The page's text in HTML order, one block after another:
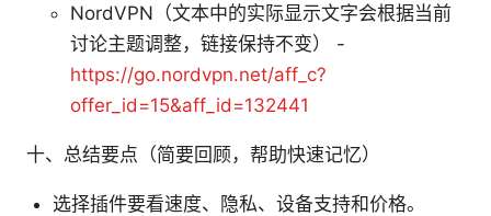
NordVPN（文本中的实际显示文字会根据当前
讨论主题调整，链接保持不变） -
https://go.nordvpn.net/aff_c?
offer_id=15&aff_id=132441
十、总结要点（简要回顾，帮助快速记忆）
选择插件要看速度、隐私、设备支持和价格。